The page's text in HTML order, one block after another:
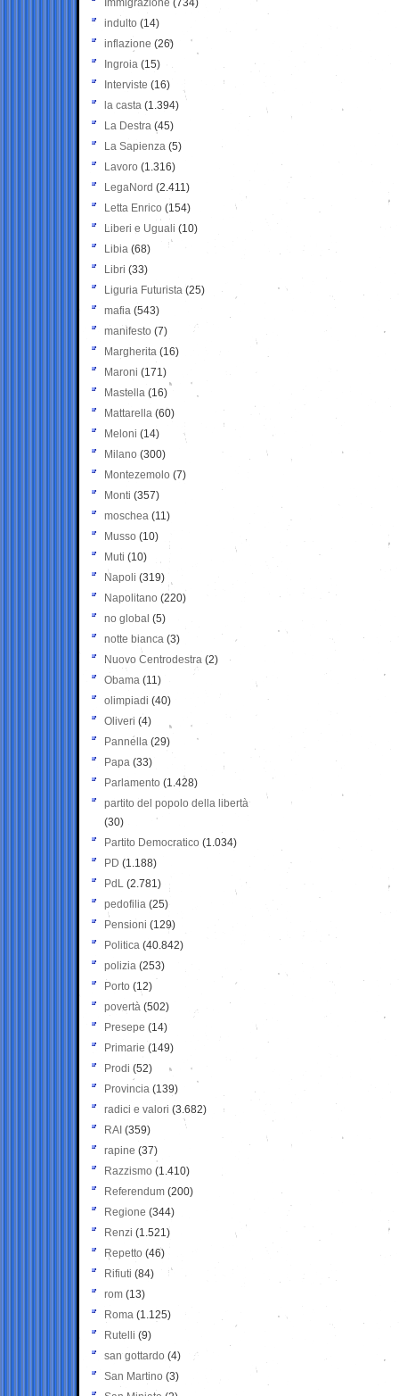
Immigrazione (734)
indulto (14)
inflazione (26)
Ingroia (15)
Interviste (16)
la casta (1.394)
La Destra (45)
La Sapienza (5)
Lavoro (1.316)
LegaNord (2.411)
Letta Enrico (154)
Liberi e Uguali (10)
Libia (68)
Libri (33)
Liguria Futurista (25)
mafia (543)
manifesto (7)
Margherita (16)
Maroni (171)
Mastella (16)
Mattarella (60)
Meloni (14)
Milano (300)
Montezemolo (7)
Monti (357)
moschea (11)
Musso (10)
Muti (10)
Napoli (319)
Napolitano (220)
no global (5)
notte bianca (3)
Nuovo Centrodestra (2)
Obama (11)
olimpiadi (40)
Oliveri (4)
Pannella (29)
Papa (33)
Parlamento (1.428)
partito del popolo della libertà
(30)
Partito Democratico (1.034)
PD (1.188)
PdL (2.781)
pedofilia (25)
Pensioni (129)
Politica (40.842)
polizia (253)
Porto (12)
povertà (502)
Presepe (14)
Primarie (149)
Prodi (52)
Provincia (139)
radici e valori (3.682)
RAI (359)
rapine (37)
Razzismo (1.410)
Referendum (200)
Regione (344)
Renzi (1.521)
Repetto (46)
Rifiuti (84)
rom (13)
Roma (1.125)
Rutelli (9)
san gottardo (4)
San Martino (3)